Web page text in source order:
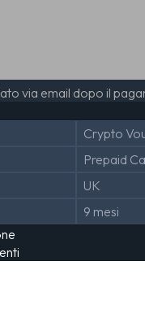
via email dopo il
Crypto
Prepaid
UK
9 mesi